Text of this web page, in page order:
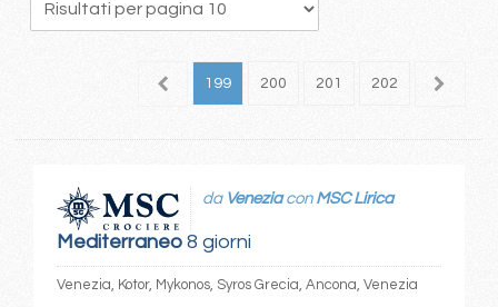
198 199 200 201 202 203
Mediterraneo8 giorni
da Veneziacon MSC Lirica
Venezia, Kotor, Mykonos, Syros Grecia, Ancona, Venezia